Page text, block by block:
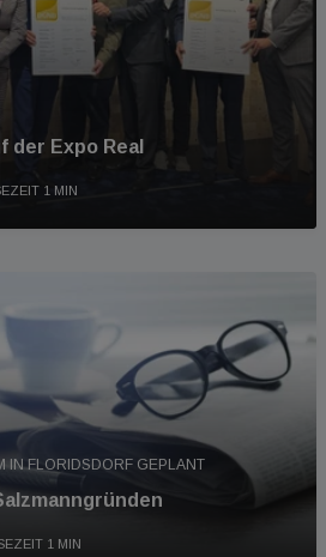
der Expo Real
1 MIN
IN FLORIDSDORF GEPLANT
1 MIN